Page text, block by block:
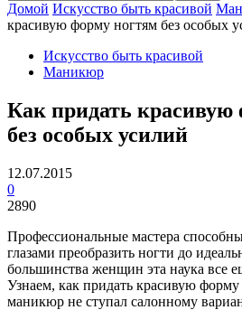
Домой Искусство быть красивой
красивую форму ногтям без особых
Искусство быть красивой
Маникюр
Как придать красивую
без особых усилий
12.07.2015
0
2890
Профессиональные мастера
глазами преобразить ногти до
большинства женщин эта наука все
Узнаем, как придать красивую
маникюр не ступал салонному